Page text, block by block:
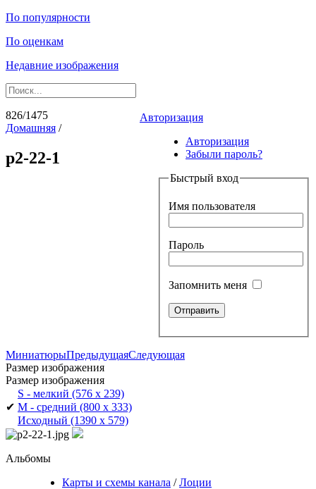
По популярности
По оценкам
Недавние изображения
Авторизация
Авторизация
Забыли пароль?
Быстрый вход
Имя пользователя
Пароль
Запомнить меня
826/1475
Домашняя /
p2-22-1
МиниатюрыПредыдущаяСледующая
Размер изображения
Размер изображения
S - мелкий (576 x 239)
✔ M - средний (800 x 333)
Исходный (1390 x 579)
Альбомы
Карты и схемы канала /Лоции